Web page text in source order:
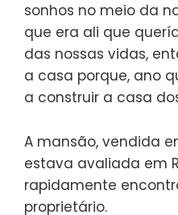
sonhos no meio da
que era ali que
das nossas vidas,
a casa porque, ano
a construir a casa
A mansão, vendida
estava avaliada em
rapidamente
proprietário.